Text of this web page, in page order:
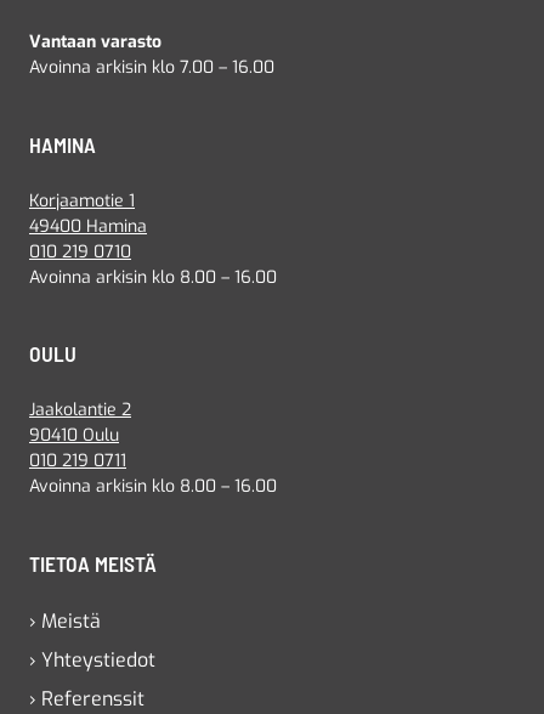
Vantaan varasto
Avoinna arkisin klo 7.00 – 16.00
HAMINA
Korjaamotie 1
49400 Hamina
010 219 0710
Avoinna arkisin klo 8.00 – 16.00
OULU
Jaakolantie 2
90410 Oulu
010 219 0711
Avoinna arkisin klo 8.00 – 16.00
TIETOA MEISTÄ
› Meistä
› Yhteystiedot
› Referenssit